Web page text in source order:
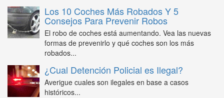
Los 10 Coches Más Robados Y 5
Consejos Para Prevenir Robos
El robo de coches está aumentando. Vea las nuevas
formas de prevenirlo y qué coches son los más
robados...
¿Cual Detención Policial es Ilegal?
Averigue cuales son ilegales en base a casos
históricos...